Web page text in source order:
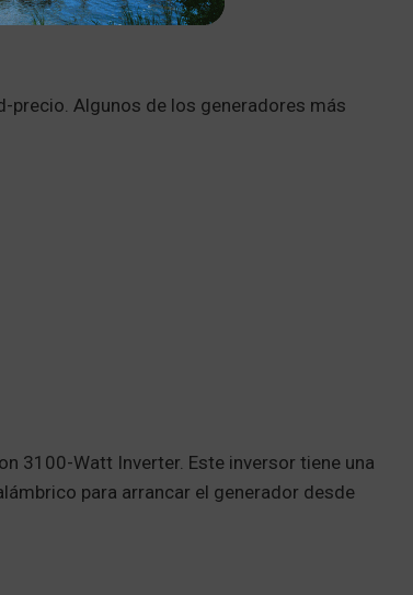
precio. Algunos de los generadores más
3100-Watt Inverter. Este inversor tiene una
para arrancar el generador desde